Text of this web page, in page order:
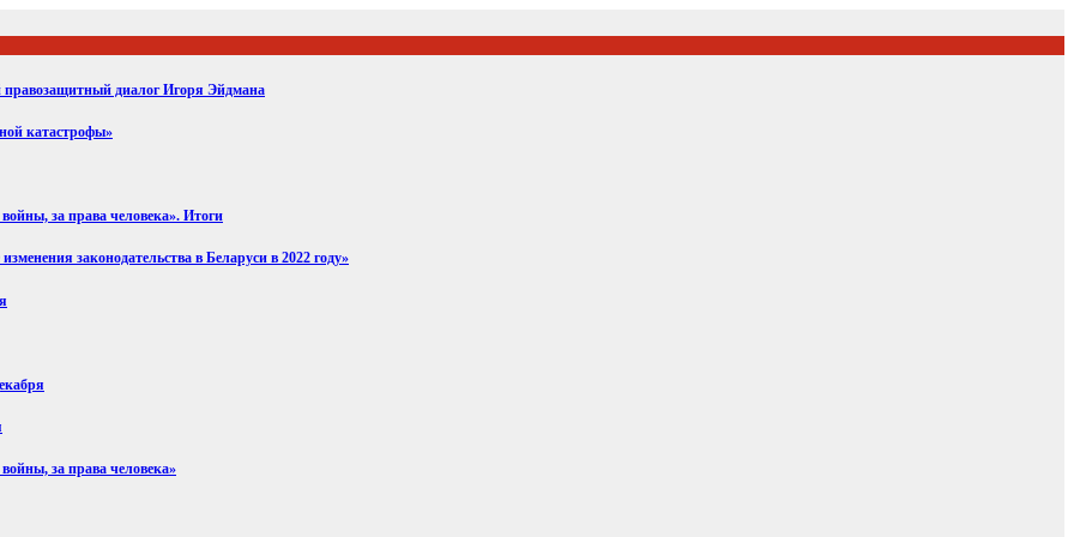
правозащитный диалог Игоря Эйдмана
катастрофы»
за права человека». Итоги
законодательства в Беларуси в 2022 году»
за права человека»